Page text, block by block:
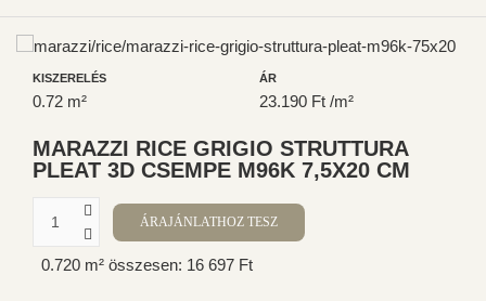
KISZERELÉS
0.72 m²
ÁR
23.190 Ft /m²
MARAZZI RICE GRIGIO STRUTTURA
PLEAT 3D CSEMPE M96K 7,5X20 CM
0.720 m² összesen: 16 697 Ft